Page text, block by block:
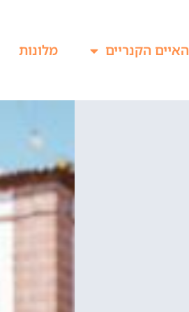
האיים הקנריים מלונות